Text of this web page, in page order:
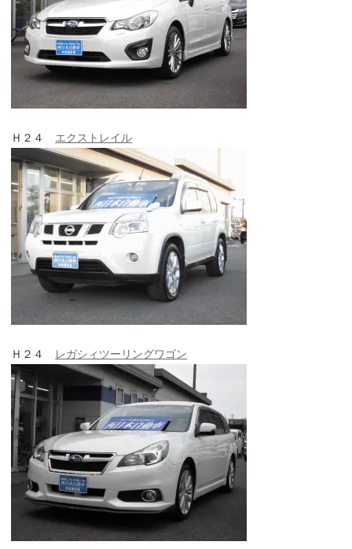
Ｈ２４ エクストレイル
Ｈ２４ レガシィツーリングワゴン